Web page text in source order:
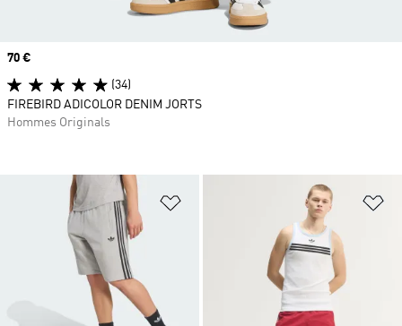
Ajouter à la Liste de produits
Prix
70 €
(34)
FIREBIRD ADICOLOR DENIM JORTS
Hommes Originals